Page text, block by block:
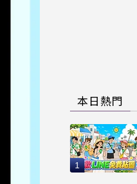
本日熱門